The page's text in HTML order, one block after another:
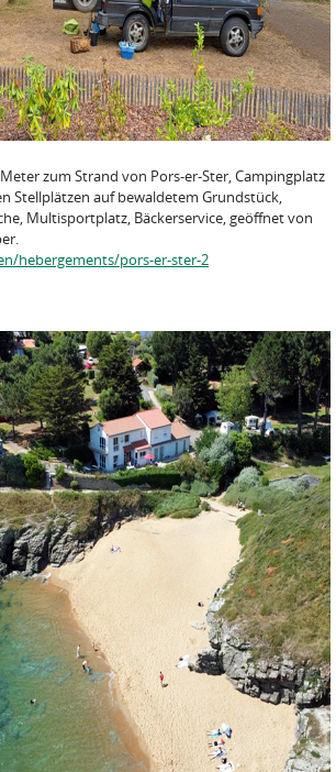
zum Strand von Pors-er-Ster, Campingplatz
Stellplätzen auf bewaldetem Grundstück,
Multisportplatz, Bäckerservice, geöffnet von
hebergements/pors-er-ster-2